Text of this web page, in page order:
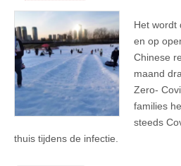
Het wordt
en op
Chinese
maand
Zero-
families
steeds
thuis tijdens de infectie.